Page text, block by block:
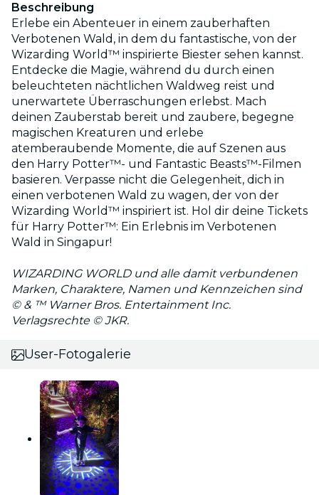
Beschreibung
Erlebe ein Abenteuer in einem zauberhaften
Verbotenen Wald, in dem du fantastische, von der
Wizarding World™ inspirierte Biester sehen kannst.
Entdecke die Magie, während du durch einen
beleuchteten nächtlichen Waldweg reist und
unerwartete Überraschungen erlebst. Mach
deinen Zauberstab bereit und zaubere, begegne
magischen Kreaturen und erlebe
atemberaubende Momente, die auf Szenen aus
den Harry Potter™- und Fantastic Beasts™-Filmen
basieren. Verpasse nicht die Gelegenheit, dich in
einen verbotenen Wald zu wagen, der von der
Wizarding World™ inspiriert ist. Hol dir deine Tickets
für Harry Potter™: Ein Erlebnis im Verbotenen
Wald in Singapur!
WIZARDING WORLD und alle damit verbundenen
Marken, Charaktere, Namen und Kennzeichen sind
© & ™ Warner Bros. Entertainment Inc.
Verlagsrechte © JKR.
User-Fotogalerie